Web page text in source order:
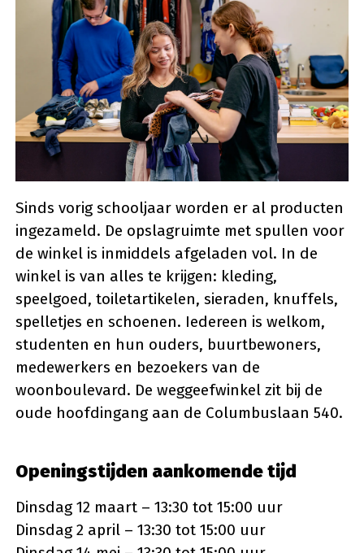
Sinds vorig schooljaar worden er al producten
ingezameld. De opslagruimte met spullen voor
de winkel is inmiddels afgeladen vol. In de
winkel is van alles te krijgen: kleding,
speelgoed, toiletartikelen, sieraden, knuffels,
spelletjes en schoenen. Iedereen is welkom,
studenten en hun ouders, buurtbewoners,
medewerkers en bezoekers van de
woonboulevard. De weggeefwinkel zit bij de
oude hoofdingang aan de Columbuslaan 540.
Openingstijden aankomende tijd
Dinsdag 12 maart – 13:30 tot 15:00 uur
Dinsdag 2 april – 13:30 tot 15:00 uur